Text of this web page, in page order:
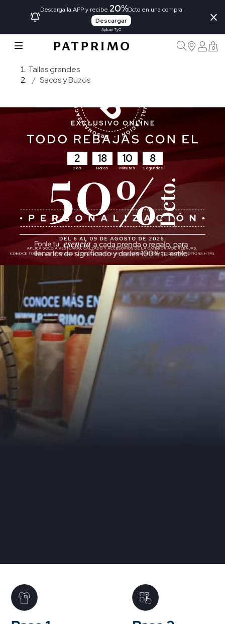
Descarga la APP y recibe 20%Dcto en una compra
Descargar
Aplican TyC
×
0
Tallas grandes
Sacos y Buzos
2
Días
18
Horas
10
Minutos
6
Segundos